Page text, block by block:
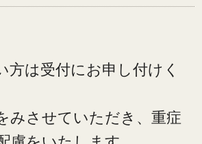
方は受付にお申し付けく
みさせていただき、重症